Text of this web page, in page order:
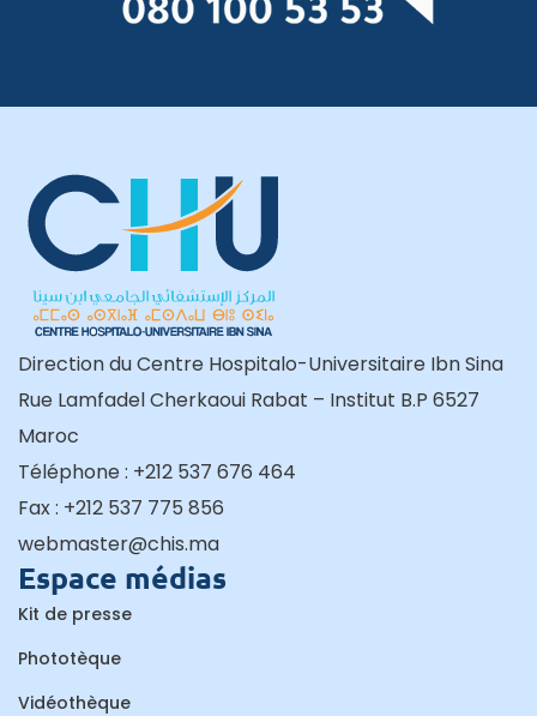
Direction du Centre Hospitalo-Universitaire Ibn Sina
Rue Lamfadel Cherkaoui Rabat – Institut B.P 6527
Maroc
Téléphone : +212 537 676 464
Fax : +212 537 775 856
webmaster@chis.ma
Espace médias
Kit de presse
Phototèque
Vidéothèque